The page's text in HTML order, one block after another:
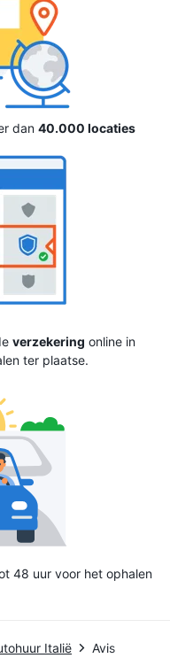
dan 40.000 locaties
verzekering online in
ter plaatse.
48 uur voor het ophalen
Italië Avis